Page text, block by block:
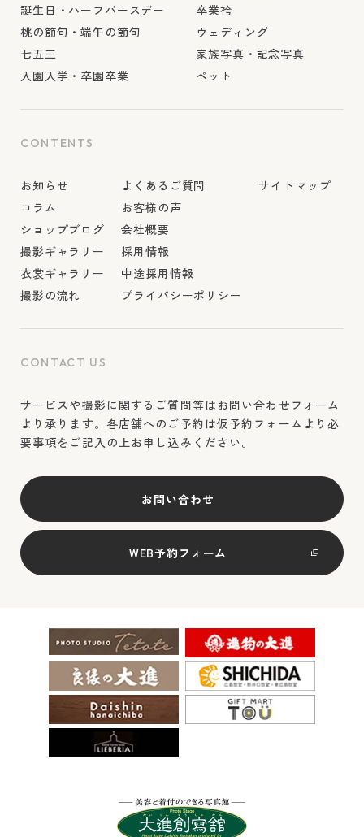
誕生日・ハーフバースデー
桃の節句・端午の節句
七五三
入園入学・卒園卒業
卒業袴
ウェディング
家族写真・記念写真
ペット
CONTENTS
お知らせ
コラム
ショップブログ
撮影ギャラリー
衣裳ギャラリー
撮影の流れ
よくあるご質問
お客様の声
会社概要
採用情報
中途採用情報
プライバシーポリシー
サイトマップ
CONTACT US
サービスや撮影に関するご質問等はお問い合わせフォーム
より承ります。各店舗へのご予約は仮予約フォームより必
要事項をご記入の上お申し込みください。
お問い合わせ
WEB予約フォーム